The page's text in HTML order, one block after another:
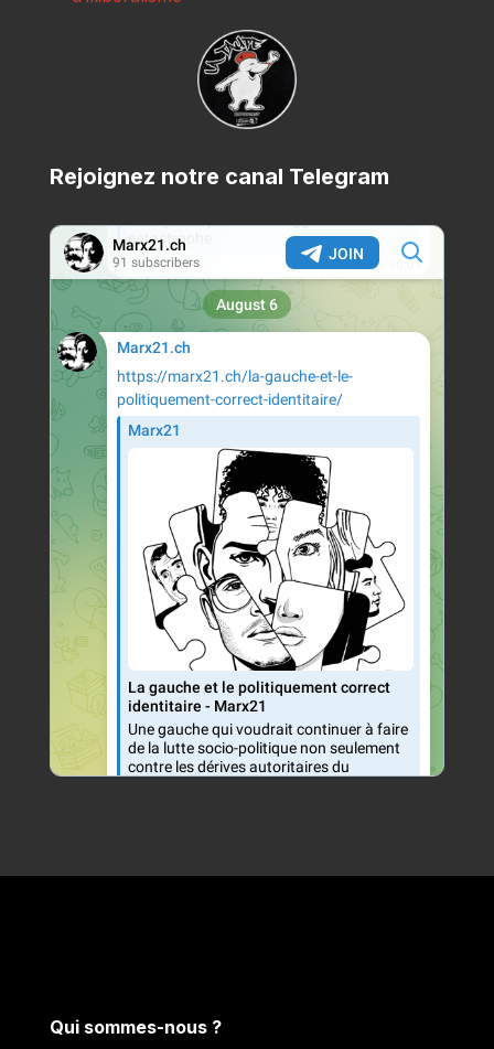
Rejoignez notre canal Telegram
Qui sommes-nous ?